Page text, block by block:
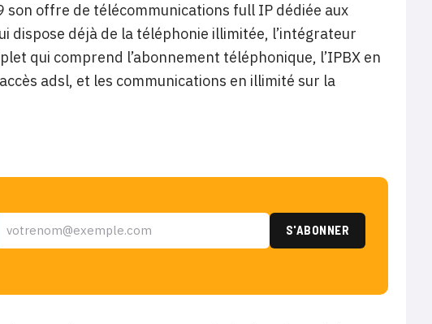
offre de télécommunications full IP dédiée aux
dispose déjà de la téléphonie illimitée, l’intégrateur
qui comprend l’abonnement téléphonique, l’IPBX en
adsl, et les communications en illimité sur la